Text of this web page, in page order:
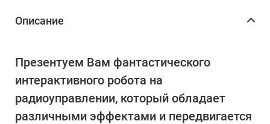
Описание
Презентуем Вам фантастического
интерактивного робота на
радиоуправлении, который обладает
различными эффектами и передвигается